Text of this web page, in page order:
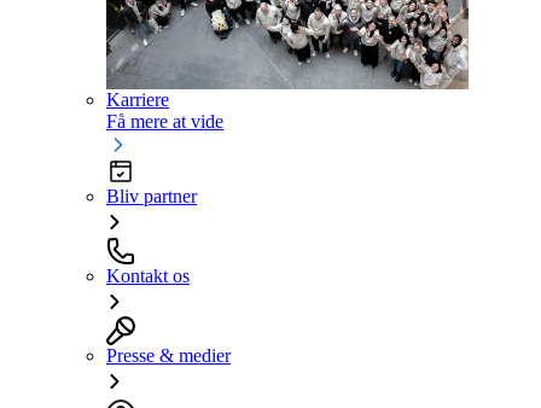
Karriere
Få mere at vide
Bliv partner
Kontakt os
Presse & medier